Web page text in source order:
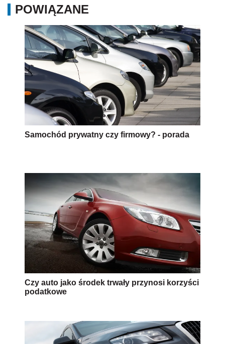
POWIĄZANE
Samochód prywatny czy firmowy? - porada
Czy auto jako środek trwały przynosi korzyści
podatkowe